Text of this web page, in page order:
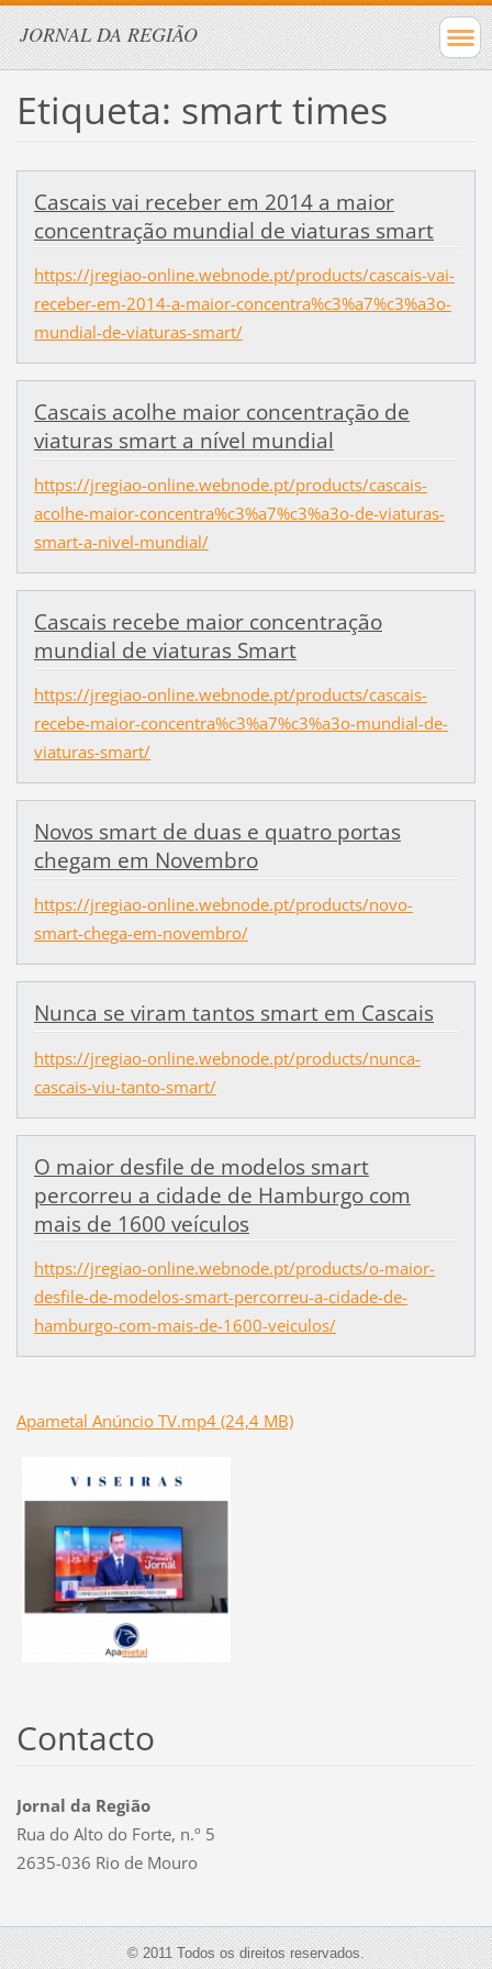
JORNAL DA REGIÃO
Etiqueta: smart times
Cascais vai receber em 2014 a maior
concentração mundial de viaturas smart
https://jregiao-online.webnode.pt/products/cascais-vai-
receber-em-2014-a-maior-concentra%c3%a7%c3%a3o-
mundial-de-viaturas-smart/
Cascais acolhe maior concentração de
viaturas smart a nível mundial
https://jregiao-online.webnode.pt/products/cascais-
acolhe-maior-concentra%c3%a7%c3%a3o-de-viaturas-
smart-a-nivel-mundial/
Cascais recebe maior concentração
mundial de viaturas Smart
https://jregiao-online.webnode.pt/products/cascais-
recebe-maior-concentra%c3%a7%c3%a3o-mundial-de-
viaturas-smart/
Novos smart de duas e quatro portas
chegam em Novembro
https://jregiao-online.webnode.pt/products/novo-
smart-chega-em-novembro/
Nunca se viram tantos smart em Cascais
https://jregiao-online.webnode.pt/products/nunca-
cascais-viu-tanto-smart/
O maior desfile de modelos smart
percorreu a cidade de Hamburgo com
mais de 1600 veículos
https://jregiao-online.webnode.pt/products/o-maior-
desfile-de-modelos-smart-percorreu-a-cidade-de-
hamburgo-com-mais-de-1600-veiculos/
Apametal Anúncio TV.mp4 (24,4 MB)
Contacto
Jornal da Região
Rua do Alto do Forte, n.º 5
2635-036 Rio de Mouro
© 2011 Todos os direitos reservados.